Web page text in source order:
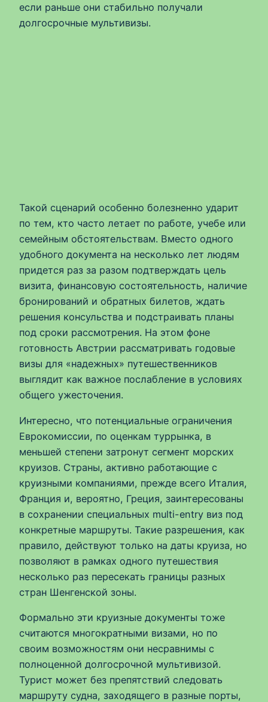
если раньше они стабильно получали
долгосрочные мультивизы.
Такой сценарий особенно болезненно ударит
по тем, кто часто летает по работе, учебе или
семейным обстоятельствам. Вместо одного
удобного документа на несколько лет людям
придется раз за разом подтверждать цель
визита, финансовую состоятельность, наличие
бронирований и обратных билетов, ждать
решения консульства и подстраивать планы
под сроки рассмотрения. На этом фоне
готовность Австрии рассматривать годовые
визы для «надежных» путешественников
выглядит как важное послабление в условиях
общего ужесточения.
Интересно, что потенциальные ограничения
Еврокомиссии, по оценкам туррынка, в
меньшей степени затронут сегмент морских
круизов. Страны, активно работающие с
круизными компаниями, прежде всего Италия,
Франция и, вероятно, Греция, заинтересованы
в сохранении специальных multi-entry виз под
конкретные маршруты. Такие разрешения, как
правило, действуют только на даты круиза, но
позволяют в рамках одного путешествия
несколько раз пересекать границы разных
стран Шенгенской зоны.
Формально эти круизные документы тоже
считаются многократными визами, но по
своим возможностям они несравнимы с
полноценной долгосрочной мультивизой.
Турист может без препятствий следовать
маршруту судна, заходящего в разные порты,